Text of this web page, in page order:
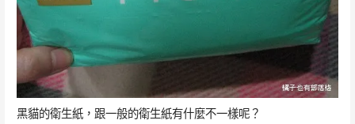
黑貓的衛生紙，跟一般的衛生紙有什麼不一樣呢？